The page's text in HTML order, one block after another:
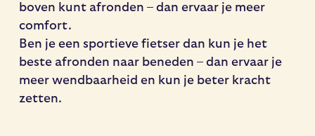
boven kunt afronden – dan ervaar je meer
comfort.
Ben je een sportieve fietser dan kun je het
beste afronden naar beneden – dan ervaar je
meer wendbaarheid en kun je beter kracht
zetten.